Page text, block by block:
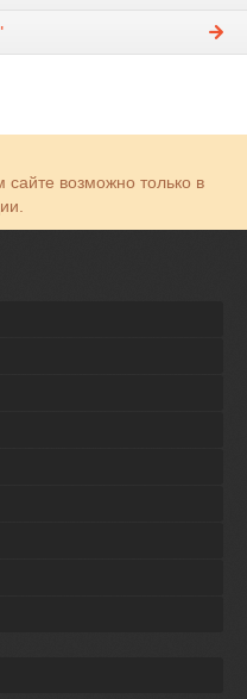
возможно только в